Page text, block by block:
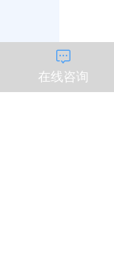

在线咨询